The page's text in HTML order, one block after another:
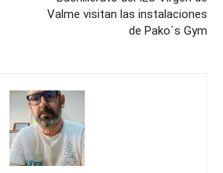
Valme visitan las instalaciones
de Pako´s Gym